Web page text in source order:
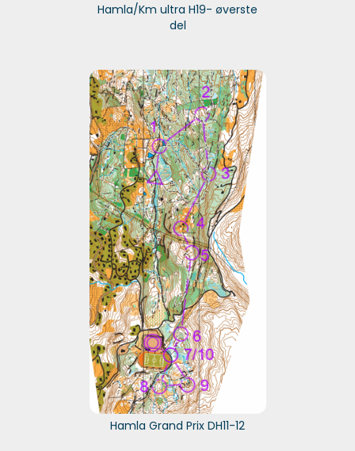
Hamla/Km ultra H19- øverste
del
Hamla Grand Prix DH11-12